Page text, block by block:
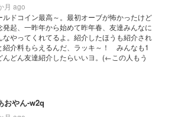
月 ago
ルドコイン最高～。最初オーブが怖かったけど
発起、一昨年から始めて昨年春、友達みんなに
やってくれてるよ。紹介したほうも紹介され
紹介料もらえるんだ、ラッキ～！ みんなも1
んどん友達紹介したらいいヨ。(←この人もう
おやん-w2q